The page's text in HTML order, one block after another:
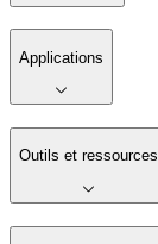
Applications
Outils et ressources